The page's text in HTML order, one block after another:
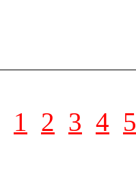
1 2 3 4 5